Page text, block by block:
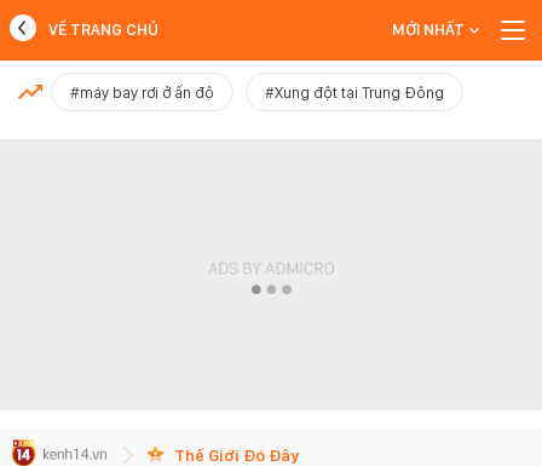
MỚI NHẤT
VỀ TRANG CHỦ MỚI NHẤT
#máy bay rơi ở ấn độ #Xung đột tại Trung Đông
Thế Giới Đó Đây